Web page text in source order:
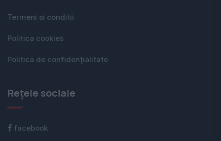
Termeni si conditii
Politica cookies
Politica de confidențialitate
Rețele sociale
facebook